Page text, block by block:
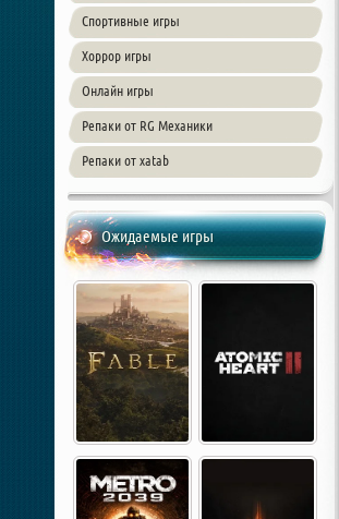
Спортивные игры
Хоррор игры
Онлайн игры
Репаки от RG Механики
Репаки от xatab
Ожидаемые игры